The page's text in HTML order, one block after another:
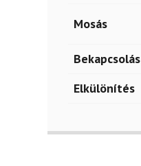
Mosás
Bekapcsolás
Elkülönítés